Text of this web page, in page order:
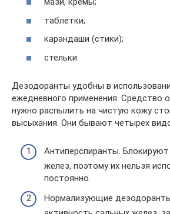
таблетки;
карандаши (стики);
стельки.
Дезодоранты удобны в
ежедневного применения. Средство
нужно распылить на чистую кожу
высыхания. Они бывают четырех
Антиперспиранты.
желез, поэтому их нельзя
постоянно.
Нормализующие